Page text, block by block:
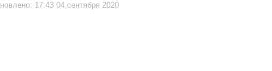
17:43 04 сентября 2020